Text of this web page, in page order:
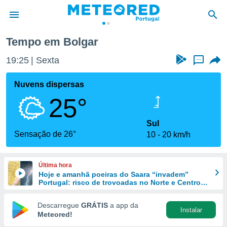
da
foi
fornecidas
a este
das
e
forma
digital
Tempo em Bolgar
19:25 Sexta ...
Nuvens dispersas
25°
Sensação de 26°
Sul
10
20 km/h
Última hora
Hoje e amanhã poeiras do Saara “invadem”
Portugal: risco de trovoadas no Norte e Centro
Descarregue GRÁTIS a app da
Meteored!
Instalar